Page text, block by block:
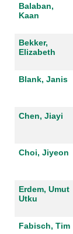
Balaban,
Kaan
Bekker,
Elizabeth
Blank, Janis
Chen, Jiayi
Choi, Jiyeon
Erdem, Umut
Utku
Fabisch, Tim